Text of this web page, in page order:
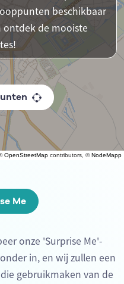
OpenStreetMap contributors, ©NodeMapp
beschikbaar
ontdek de mooiste
Me
onze 'Surprise Me'-
in, en wij zullen een
gebruikmaken van de